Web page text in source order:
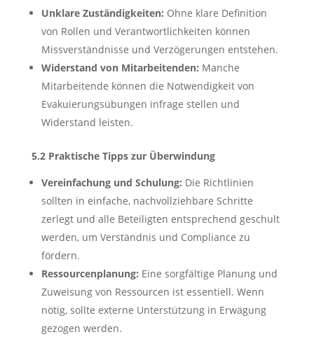
Unklare Zuständigkeiten: Ohne klare Definition
von Rollen und Verantwortlichkeiten können
Missverständnisse und Verzögerungen entstehen.
Widerstand von Mitarbeitenden: Manche
Mitarbeitende können die Notwendigkeit von
Evakuierungsübungen infrage stellen und
Widerstand leisten.
5.2 Praktische Tipps zur Überwindung
Vereinfachung und Schulung: Die Richtlinien
sollten in einfache, nachvollziehbare Schritte
zerlegt und alle Beteiligten entsprechend geschult
werden, um Verständnis und Compliance zu
fördern.
Ressourcenplanung: Eine sorgfältige Planung und
Zuweisung von Ressourcen ist essentiell. Wenn
nötig, sollte externe Unterstützung in Erwägung
gezogen werden.